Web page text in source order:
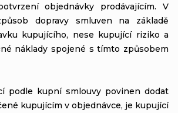
objednávky prodávajícím. V
dopravy smluven na základě
kupujícího, nese kupující riziko a
náklady spojené s tímto způsobem
podle kupní smlouvy povinen dodat
kupujícím v objednávce, je kupující